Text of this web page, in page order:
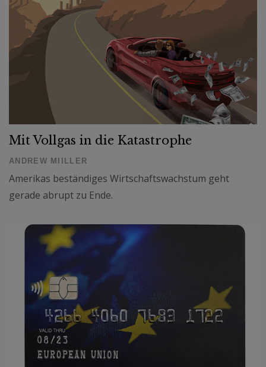
Mit Vollgas in die Katastrophe
ANDREW MIILLER
Amerikas beständiges Wirtschaftswachstum geht
gerade abrupt zu Ende.